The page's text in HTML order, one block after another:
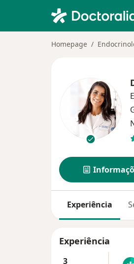
Homepage
Experiência
Experiência
3